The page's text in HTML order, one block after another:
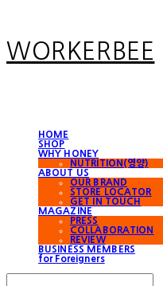
WORKERBEE
HOME
SHOP
WHY HONEY
NUTRITION(영양)
ABOUT US
OUR BRAND
STORE LOCATOR
GET IN TOUCH
MAGAZINE
PRESS
COLLABORATION
REVIEW
BUSINESS MEMBERS
for Foreigners